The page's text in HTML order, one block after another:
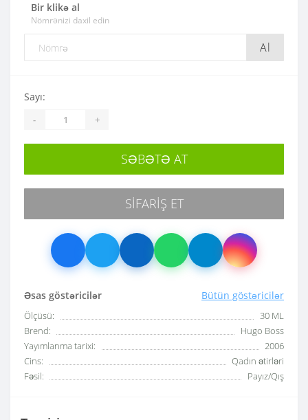
Bir klikə al
Nömrənizi daxil edin
Al
Əsas göstəricilər Bütün göstəricilər
Ölçüsü:
30 ML
Brend:
Hugo Boss
Yayımlanma tarixi:
2006
Cins:
Qadın ətirləri
Fəsil:
Payız/Qış
Sayı:
- +
SƏBƏTƏ AT
SIFARIŞ ET